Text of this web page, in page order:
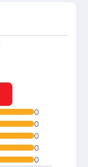
0
0
0
0
0